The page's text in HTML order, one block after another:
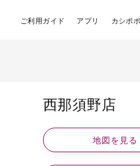
ご利用ガイド アプリ カシポ
西那須野店
地図を見る